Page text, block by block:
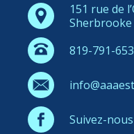
151 rue de
Sherbrooke
819-791-
Suivez-